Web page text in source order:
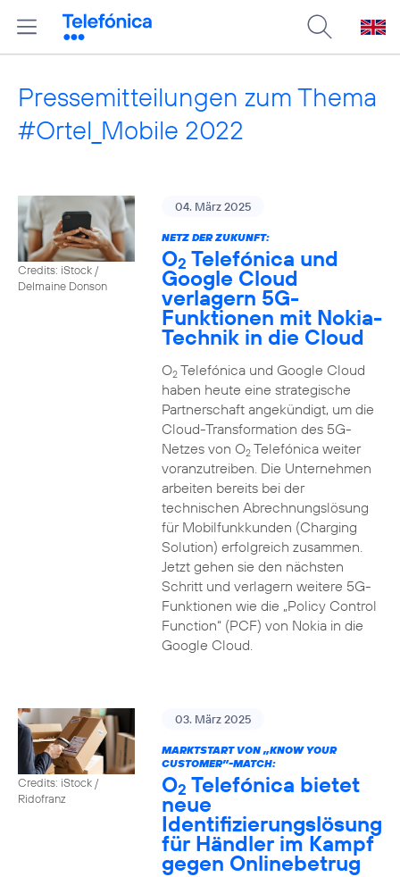
Pressemitteilungen zum Thema
#Ortel_Mobile 2022
Credits: iStock /
Delmaine Donson
04. März 2025
NETZ DER ZUKUNFT:
O2 Telefónica und
Google Cloud
verlagern 5G-
Funktionen mit Nokia-
Technik in die Cloud
O2Telefónica und Google Cloud
haben heute eine strategische
Partnerschaft angekündigt, um die
Cloud-Transformation des 5G-
Netzes von O2Telefónica weiter
voranzutreiben. Die Unternehmen
arbeiten bereits bei der
technischen Abrechnungslösung
für Mobilfunkkunden (Charging
Solution) erfolgreich zusammen.
Jetzt gehen sie den nächsten
Schritt und verlagern weitere 5G-
Funktionen wie die „Policy Control
Function“ (PCF) von Nokia in die
Google Cloud.
Credits: iStock /
Ridofranz
03. März 2025
MARKTSTART VON „KNOW YOUR
CUSTOMER”-MATCH:
O2 Telefónica bietet
neue
Identifizierungslösung
für Händler im Kampf
gegen Onlinebetrug